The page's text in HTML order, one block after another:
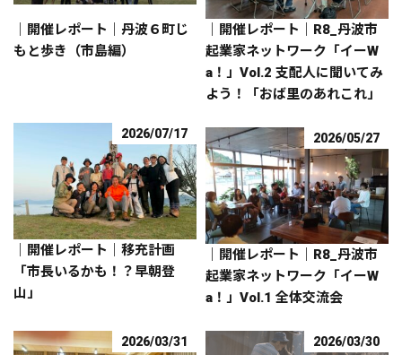
｜開催レポート｜丹波６町じ
もと歩き（市島編）
｜開催レポート｜R8_丹波市
起業家ネットワーク「イーW
a！」Vol.2 支配人に聞いてみ
よう！「おば里のあれこれ」
2026/07/17
｜開催レポート｜移充計画
「市長いるかも！？早朝登
山」
2026/05/27
｜開催レポート｜R8_丹波市
起業家ネットワーク「イーW
a！」Vol.1 全体交流会
2026/03/31 2026/03/30